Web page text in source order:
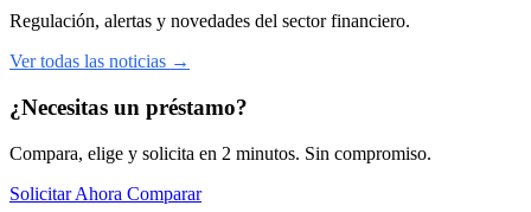
Regulación, alertas y novedades del sector financiero.
Ver todas las noticias →
¿Necesitas un préstamo?
Compara, elige y solicita en 2 minutos. Sin compromiso.
Solicitar Ahora Comparar